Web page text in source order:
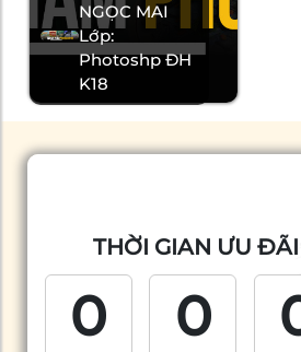
NGỌC MAI
Lớp:
Photoshp ĐH
K18
THỜI GIAN ƯU
0 0